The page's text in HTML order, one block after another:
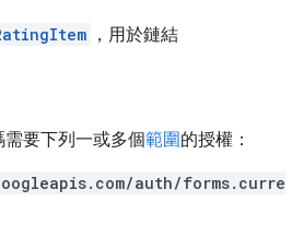
，用於鏈結
要下列一或多個範圍的授權：
auth/forms.curre